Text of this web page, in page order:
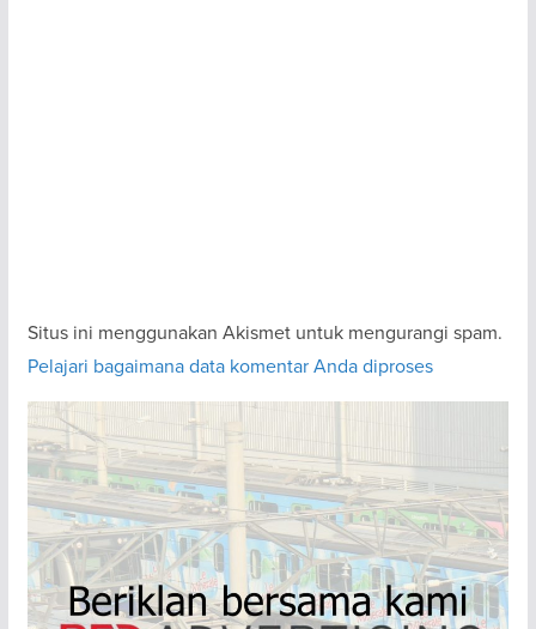
Situs ini menggunakan Akismet untuk mengurangi spam.
Pelajari bagaimana data komentar Anda diproses